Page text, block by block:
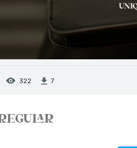
322 7